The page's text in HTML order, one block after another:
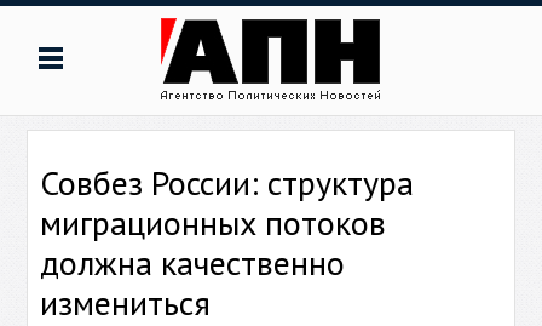
Совбез России: структура
миграционных потоков
должна качественно
измениться